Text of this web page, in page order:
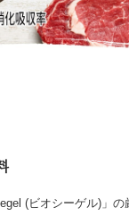
(ビオシーゲル)」